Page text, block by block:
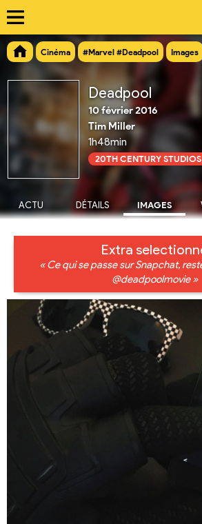
Cinéma #Marvel #Deadpool Images
Deadpool
10 février 2016
Tim Miller
1h48min
20TH CENTURY STUDIOS
ACTU DÉTAILS IMAGES
Extra
« Ce qui se passe sur Snapchat,
@deadpoolmovie »